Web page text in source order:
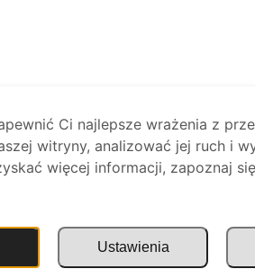
Ci najlepsze wrażenia z
witryny, analizować jej ruch i
więcej informacji, zapoznaj
Ustawienia